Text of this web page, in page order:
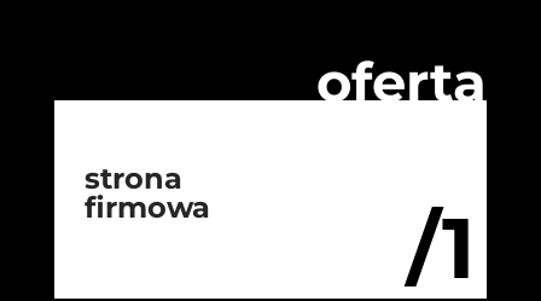
oferta
/1
strona
firmowa